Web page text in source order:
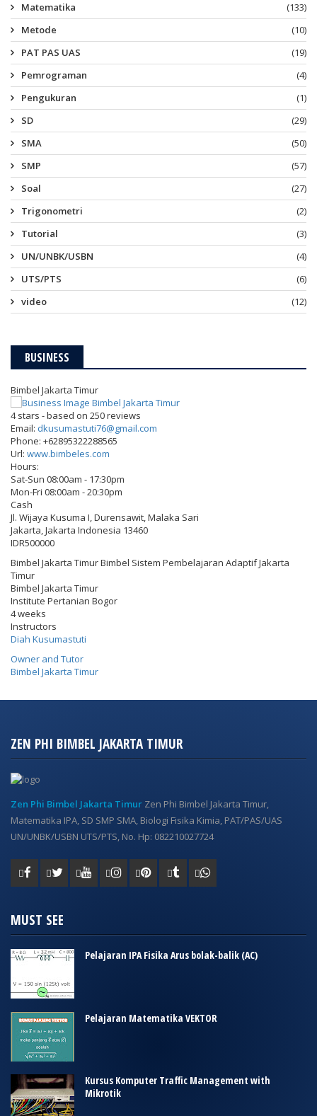
Matematika
(133)
Metode
(10)
PAT PAS UAS
(19)
Pemrograman
(4)
Pengukuran
(1)
SD
(29)
SMA
(50)
SMP
(57)
Soal
(27)
Trigonometri
(2)
Tutorial
(3)
UN/UNBK/USBN
(4)
UTS/PTS
(6)
video
(12)
BUSINESS
Bimbel Jakarta Timur
4stars - based on 250reviews
Email: dkusumastuti76@gmail.com
Phone: +62895322288565
Url: www.bimbeles.com
Hours:
Sat-Sun 08:00am - 17:30pm
Mon-Fri 08:00am - 20:30pm
Cash
Jl. Wijaya Kusuma I, Durensawit, Malaka Sari
Jakarta,Jakarta Indonesia 13460
IDR500000
Bimbel Jakarta Timur Bimbel Sistem Pembelajaran Adaptif Jakarta
Timur
Bimbel Jakarta Timur
Institute Pertanian Bogor
4 weeks
Instructors
Diah Kusumastuti
Owner and Tutor
Bimbel Jakarta Timur
ZEN PHI BIMBEL JAKARTA TIMUR
Zen Phi Bimbel Jakarta Timur Zen Phi Bimbel Jakarta Timur,
Matematika IPA, SD SMP SMA, Biologi Fisika Kimia, PAT/PAS/UAS
UN/UNBK/USBN UTS/PTS, No. Hp: 082210027724
MUST SEE
Pelajaran IPA Fisika Arus bolak-balik (AC)
Pelajaran Matematika VEKTOR
Kursus Komputer Traffic Management with
Mikrotik